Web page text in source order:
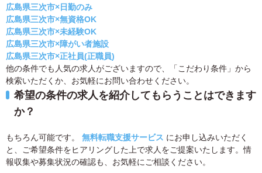
広島県三次市×日勤のみ
広島県三次市×無資格OK
広島県三次市×未経験OK
広島県三次市×障がい者施設
広島県三次市×正社員(正職員)
他の条件でも人気の求人がございますので、「こだわり条件」から
検索いただくか、お気軽にお問い合わせください。
希望の条件の求人を紹介してもらうことはできます
か？
もちろん可能です。 無料転職支援サービス にお申し込みいただく
と、ご希望条件をヒアリングした上で求人をご提案いたします。情
報収集や募集状況の確認も、お気軽にご相談ください。